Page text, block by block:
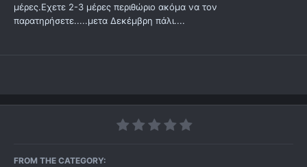
μέρες.Εχετε 2-3 μέρες περιθώριο ακόμα να τον
παρατηρήσετε.....μετα Δεκέμβρη πάλι....
FROM THE CATEGORY: